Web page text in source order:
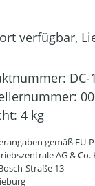
verfügbar,
DC-
4 kg
gemäß EU-
AG & Co.
Straße 13